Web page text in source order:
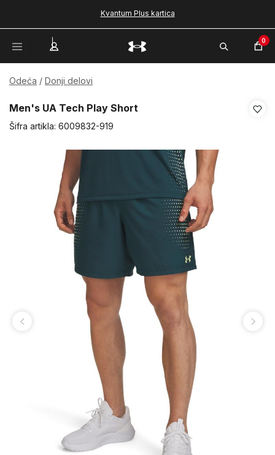
Kvantum Plus kartica
0
Odeća Donji delovi
Men's UA Tech Play Short
Šifra artikla: 6009832-919